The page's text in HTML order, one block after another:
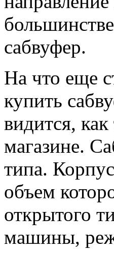
сабвуфер.
На что еще
купить
видится,
магазине.
типа.
объем
открытого
машины,